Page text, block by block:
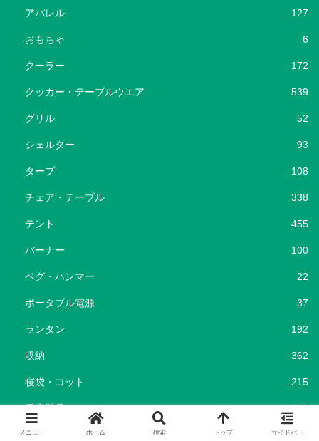
アパレル 127
おもちゃ 6
クーラー 172
クッカー・テーブルウエア 539
グリル 52
シェルター 93
タープ 108
チェア・テーブル 338
テント 455
バーナー 100
ペグ・ハンマー 22
ポータブル電源 37
ランタン 192
収納 362
寝袋・コット 215
暖房器具 116
焚き火台・ナイフ・斧 201
メニュー ホーム 検索 トップ サイドバー